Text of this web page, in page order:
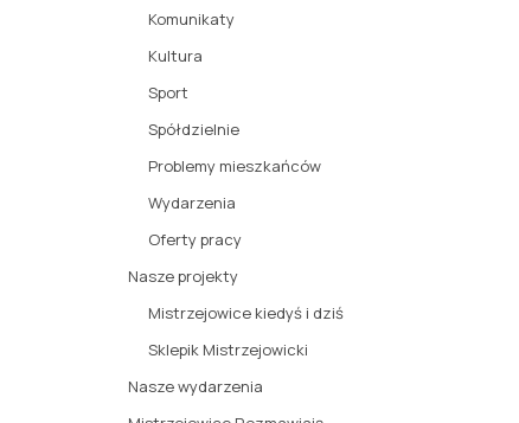
Komunikaty
Kultura
Sport
Spółdzielnie
Problemy mieszkańców
Wydarzenia
Oferty pracy
Nasze projekty
Mistrzejowice kiedyś i dziś
Sklepik Mistrzejowicki
Nasze wydarzenia